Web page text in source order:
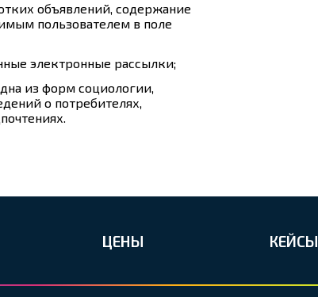
объявлений, содержание
пользователем в поле
электронные рассылки;
из форм социологии,
о потребителях,
ЦЕНЫ КЕЙСЫ